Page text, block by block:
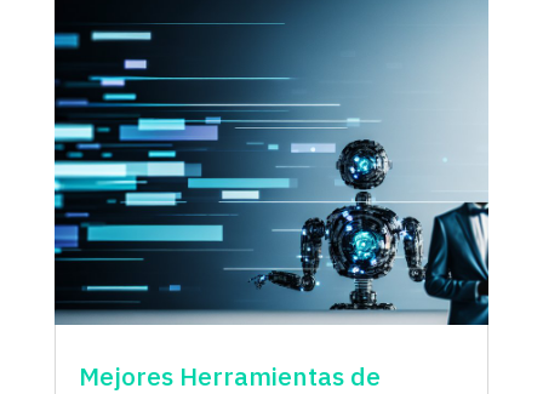
Mejores Herramientas de